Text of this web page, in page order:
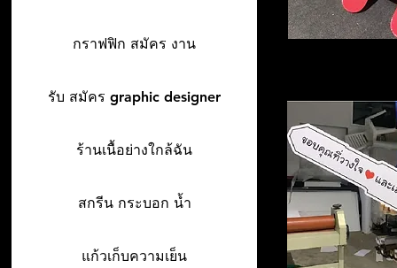
กราฟฟิก สมัคร งาน
รับ สมัคร graphic designer
ร้านเนื้อย่างใกล้ฉัน
สกรีน กระบอก น้ำ
แก้วเก็บความเย็น